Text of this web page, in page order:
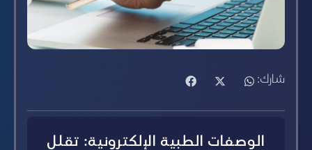
شارك:
الوصفات الطبية الإلكترونية: تقلل